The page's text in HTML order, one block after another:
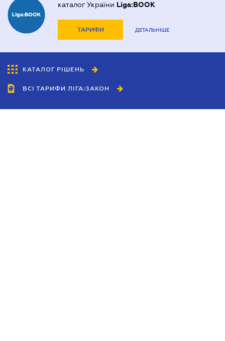
каталог України Liga:BOOK
ТАРИФИ ДЕТАЛЬНІШЕ
КАТАЛОГ РІШЕНЬ
ВСІ ТАРИФИ ЛІГА:ЗАКОН